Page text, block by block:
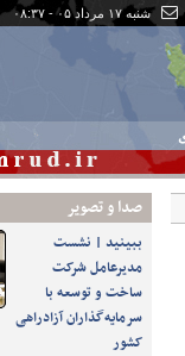
شنبه ۱۷ مرداد ۰۵ - ۰۸:۳۷
صدا و تصوير
ببینید | نشست
مدیرعامل شرکت
ساخت و توسعه با
سرمایه‌گذاران آزادراهی
کشور